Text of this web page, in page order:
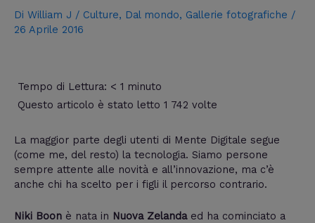
Di William J / Culture, Dal mondo, Gallerie fotografiche /
26 Aprile 2016
Tempo di Lettura: < 1 minuto
Questo articolo è stato letto 1 742 volte
La maggior parte degli utenti di Mente Digitale segue
(come me, del resto) la tecnologia. Siamo persone
sempre attente alle novità e all’innovazione, ma c’è
anche chi ha scelto per i figli il percorso contrario.
Niki Boon è nata in Nuova Zelandaed ha cominciato a